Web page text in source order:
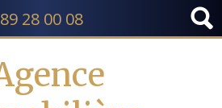
89 28 00 08